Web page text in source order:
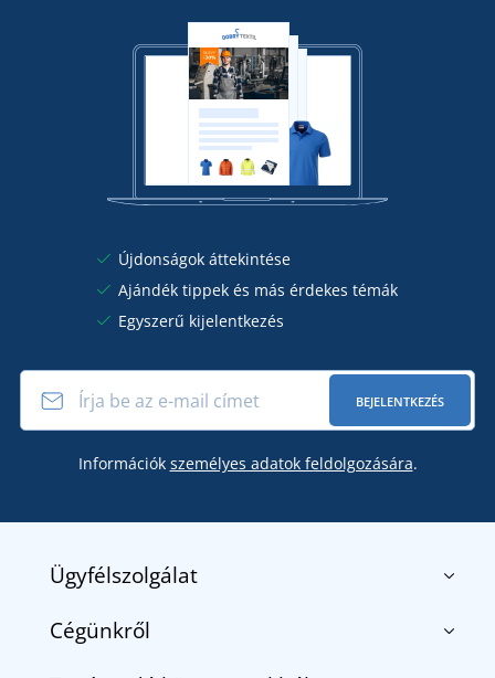
Újdonságok áttekintése
Ajándék tippek és más érdekes témák
Egyszerű kijelentkezés
BEJELENTKEZÉS
Információk személyes adatok feldolgozására.
Ügyfélszolgálat
Kapcsolat
Cégünkről